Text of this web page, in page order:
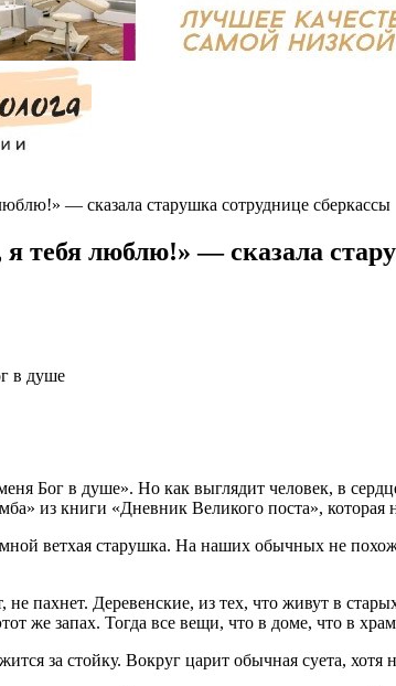
— сказала старушка сотруднице сберкассы
я тебя люблю!» — сказала
в душе
Бог в душе». Но как выглядит человек, в
из книги «Дневник Великого поста»,
ветхая старушка. На наших обычных не
не пахнет. Деревенские, из тех, что живут в
же запах. Тогда все вещи, что в доме, что в
за стойку. Вокруг царит обычная суета,